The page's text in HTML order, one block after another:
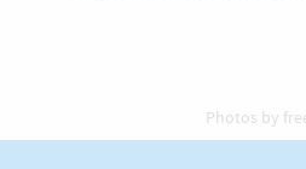
Photos by